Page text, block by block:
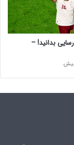
بدانید! –